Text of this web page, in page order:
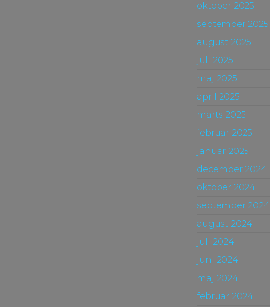
oktober 2025
september 2025
august 2025
juli 2025
maj 2025
april 2025
marts 2025
februar 2025
januar 2025
december 2024
oktober 2024
september 2024
august 2024
juli 2024
juni 2024
maj 2024
februar 2024